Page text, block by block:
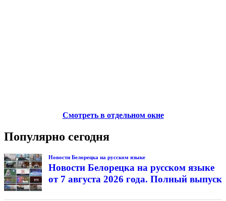
Смотреть в отдельном окне
Популярно сегодня
Новости Белорецка на русском языке
Новости Белорецка на русском языке
от 7 августа 2026 года. Полный выпуск